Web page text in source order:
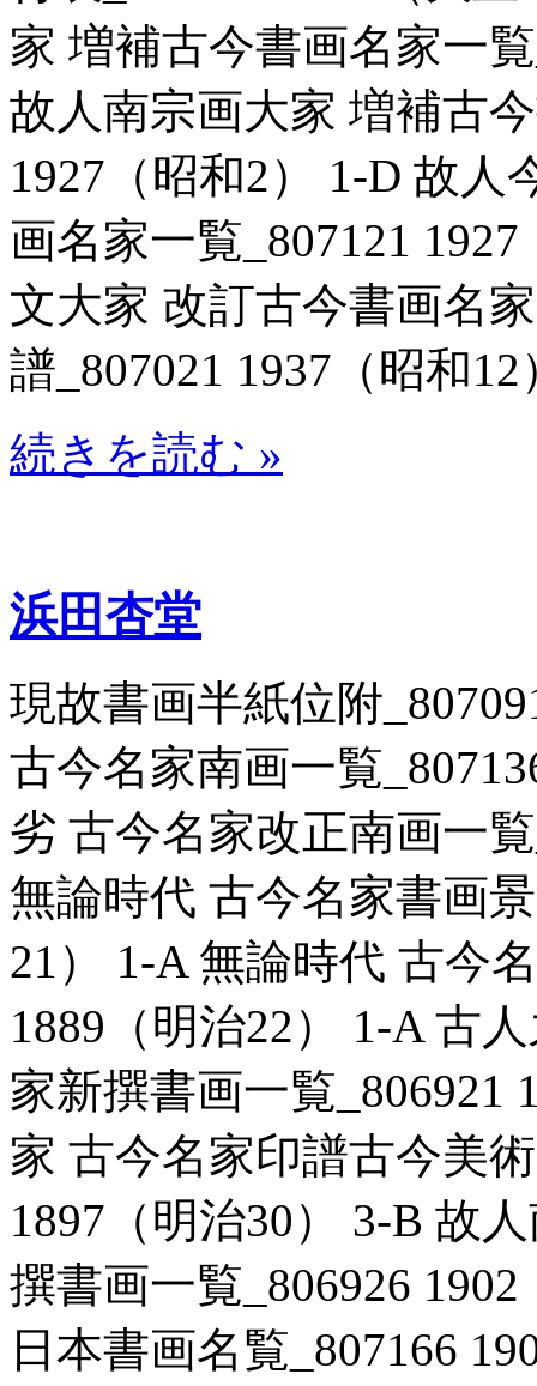
家 増補古今書画名家一
故人南宗画大家 増補古
1927（昭和2） 1-D 故
画名家一覧_807121
文大家 改訂古今書画名
譜_807021 1937（昭和12
続きを読む »
浜田杏堂
現故書画半紙位附
古今名家南画一覧
劣 古今名家改正南画一
無論時代 古今名家書画
21） 1-A 無論時代 古今
1889（明治22） 1-A 古
家新撰書画一覧_806921
家 古今名家印譜古今美
1897（明治30） 3-B 故
撰書画一覧_806926
日本書画名覧_807166